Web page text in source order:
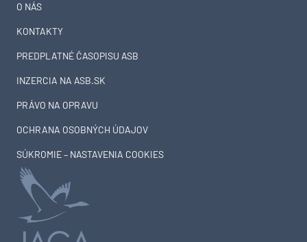
O NÁS
KONTAKTY
PREDPLATNÉ ČASOPISU ASB
INZERCIA NA ASB.SK
PRÁVO NA OPRAVU
OCHRANA OSOBNÝCH ÚDAJOV
SÚKROMIE – NASTAVENIA COOKIES